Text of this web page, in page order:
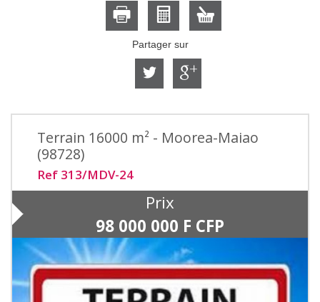
Partager sur
Terrain 16000 m² - Moorea-Maiao
(98728)
Ref 313/MDV-24
Prix
98 000 000 F CFP